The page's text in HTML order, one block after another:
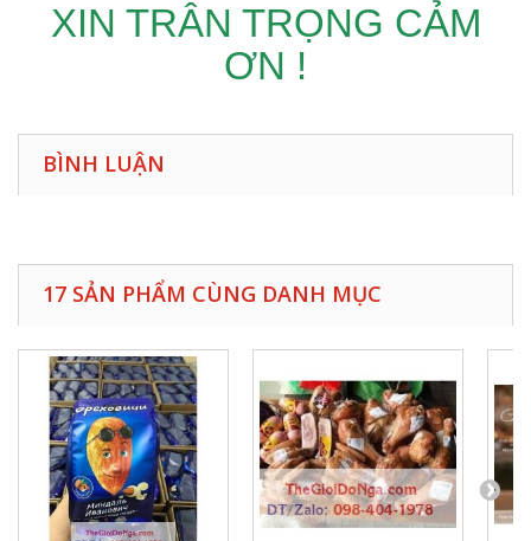
XIN TRÂN TRỌNG CẢM
ƠN !
BÌNH LUẬN
17 SẢN PHẨM CÙNG DANH MỤC